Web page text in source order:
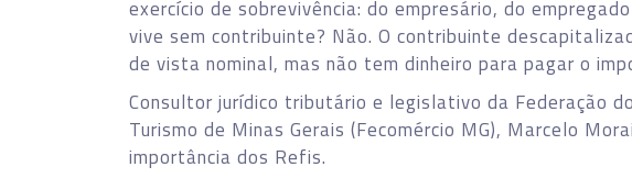
exercício de sobrevivência: do empresário, do
vive sem contribuinte? Não. O contribuinte
de vista nominal, mas não tem dinheiro para pagar o
Consultor jurídico tributário e legislativo da Federação
Turismo de Minas Gerais (Fecomércio MG), Marcelo
importância dos Refis.